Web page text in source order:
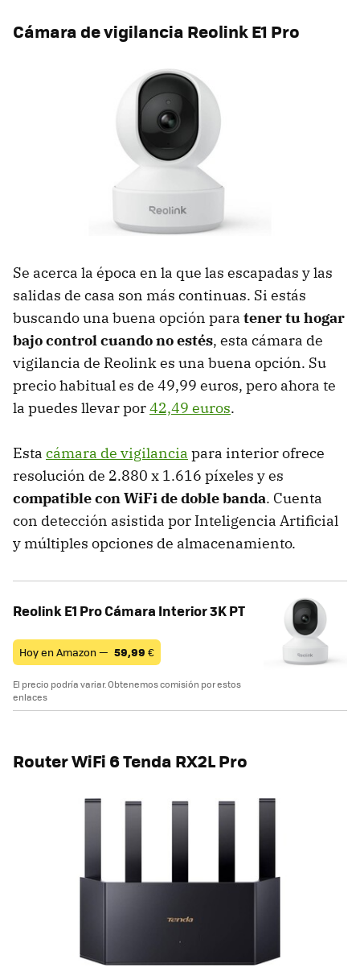
Cámara de vigilancia Reolink E1 Pro
Se acerca la época en la que las escapadas y las
salidas de casa son más continuas. Si estás
buscando una buena opción para tener tu hogar
bajo control cuando no estés, esta cámara de
vigilancia de Reolink es una buena opción. Su
precio habitual es de 49,99 euros, pero ahora te
la puedes llevar por42,49 euros.
Esta cámara de vigilancia para interior ofrece
resolución de 2.880 x 1.616 píxeles y es
compatible con WiFi de doble banda. Cuenta
con detección asistida por Inteligencia Artificial
y múltiples opciones de almacenamiento.
Reolink E1 Pro Cámara Interior 3K PT
Hoy en Amazon — 59,99 €
El precio podría variar. Obtenemos comisión por estos
enlaces
Router WiFi 6 Tenda RX2L Pro